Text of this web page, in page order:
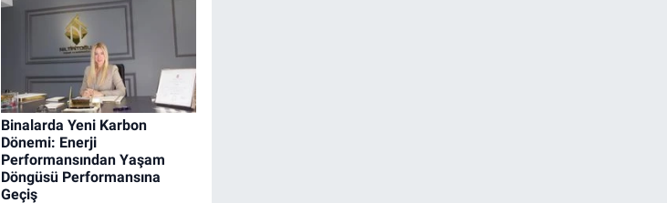
Binalarda Yeni Karbon
Dönemi: Enerji
Performansından Yaşam
Döngüsü Performansına
Geçiş